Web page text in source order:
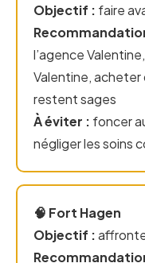
Objectif : faire
l’agence
Valentine, acheter
restent sages
À éviter : foncer
négliger les soins
🧠 Fort Hagen
Objectif :